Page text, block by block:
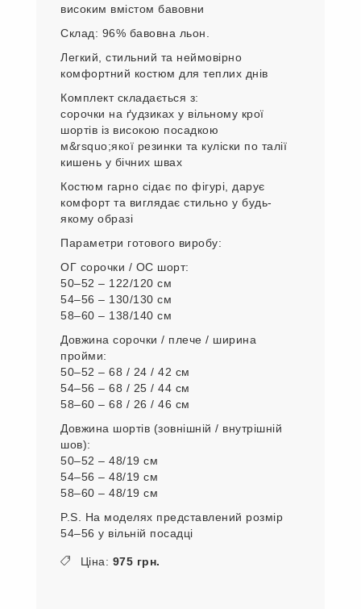
високим вмістом бавовни
Склад: 96% бавовна льон.
Легкий, стильний та неймовірно
комфортний костюм для теплих днів
Комплект складається з:
сорочки на ґудзиках у вільному крої
шортів із високою посадкою
м&rsquo;якої резинки та куліски по талії
кишень у бічних швах
Костюм гарно сідає по фігурі, дарує
комфорт та виглядає стильно у будь-
якому образі
Параметри готового виробу:
ОГ сорочки / ОС шорт:
50–52 – 122/120 см
54–56 – 130/130 см
58–60 – 138/140 см
Довжина сорочки / плече / ширина
пройми:
50–52 – 68 / 24 / 42 см
54–56 – 68 / 25 / 44 см
58–60 – 68 / 26 / 46 см
Довжина шортів (зовнішній / внутрішній
шов):
50–52 – 48/19 см
54–56 – 48/19 см
58–60 – 48/19 см
P.S. На моделях представлений розмір
54–56 у вільній посадці
Ціна: 975 грн.